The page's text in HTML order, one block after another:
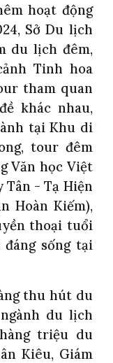
hoạt động
Sở Du lịch
du lịch đêm,
Tinh hoa
tham quan
khác nhau,
tại Khu di
tour đêm
Văn học Việt
Tân - Tạ Hiện
Hoàn Kiếm),
thoại tuổi
sống tại
thu hút du
du lịch
triệu du
Kiêu, Giám